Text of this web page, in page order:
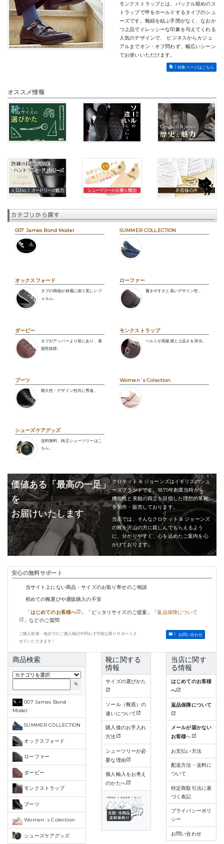
モンクストラップとは、バックル留めのス
トラップで甲をホールドするタイプのシュ
ーズです。靴紐を結ぶ手間がなく、なおか
つ上品でドレッシーな印象を与えてくれる
人気のデザインで、 ビジネスからカジュ
アルまでオン・オフ問わず、幅広いシーン
でお使いいただけます。
特集ページはこちら
オススメ情報
カテゴリから探す
007 James Bond Model SUMMER COLLECTION
オックスフォード
タブの両端が綺麗に揃う美しいフ
ォルム。
ローファー
履きやすさと高いデザイン性。
ダービー
タブがアッパーより前にあり、着
脱性抜群。
モンクストラップ
ベルトが高級感と上品さを演出。
ブーツ
耐久性・デザイン性共に秀逸。
Women`s Colection
シューズケアグッズ
送料無料。純正シューツリーはこ
ちら。
価値ある「最高の一足」
を
お届けいたします
クロケット & ジョーンズはイギリスのシュ
ーズブランドです。1879年創業当時から、
機能性と美観の両立を目指した理想的革靴
を製作・販売しております。
当店では、そんなクロケット & ジョーンズ
の靴を沢山の方に親しんでもらえるよう
に、分かりやすく、心を込めたご案内を心
がけております。
安心の無料サポート
当サイト上にない商品・サイズのお取り寄せのご相談
初めての靴選びや通販購入の不安
「はじめてのお客様へ 」「ピッタリサイズのご提案」「返品保障について
」などのご質問
ご購入前後・他店でのご購入検討中問わず可能な限りサポートさ
せていただきます！
お問い合わせ
商品検索
search
007 James Bond
Model
SUMMER COLLECTION
オックスフォード
ローファー
ダービー
モンクストラップ
ブーツ
Women`s Colection
シューズケアグッズ
靴に関する
情報
サイズの選びかた
ソール（靴底）の
違いについて
購入後のお手入れ
方法
シューツリーが必
要な理由
個人輸入をお考え
のかたへ
当店に関す
る情報
はじめてのお客様
へ
返品保障について
メールが届かない
お客様へ
お支払い方法
配送方法・送料に
ついて
特定商取引法に基
づく表記
プライバシーポリ
シー
お問い合わせ